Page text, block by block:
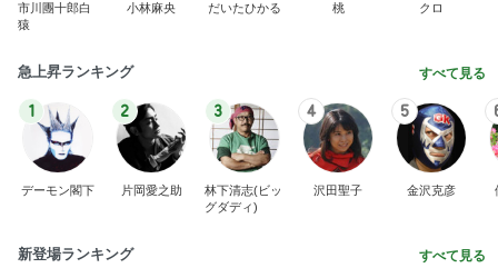
市川團十郎白
猿
小林麻央 だいたひかる 桃 クロ
急上昇ランキング すべて見る
1
デーモン閣下
2
片岡愛之助
3
林下清志(ビッ
グダディ)
4
沢田聖子
5
金沢克彦
新登場ランキング すべて見る